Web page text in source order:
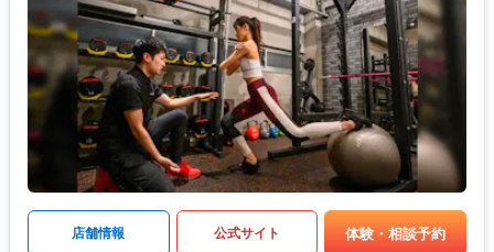
店舗情報 公式サイト 体験・相談予約